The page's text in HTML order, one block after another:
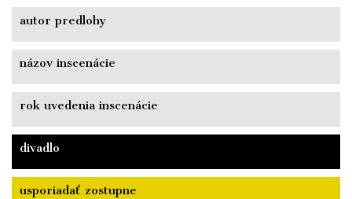
autor predlohy
názov inscenácie
rok uvedenia inscenácie
divadlo
usporiadať zostupne